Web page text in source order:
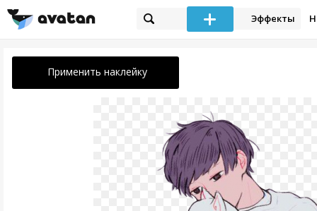
Эффекты
Применить наклейку